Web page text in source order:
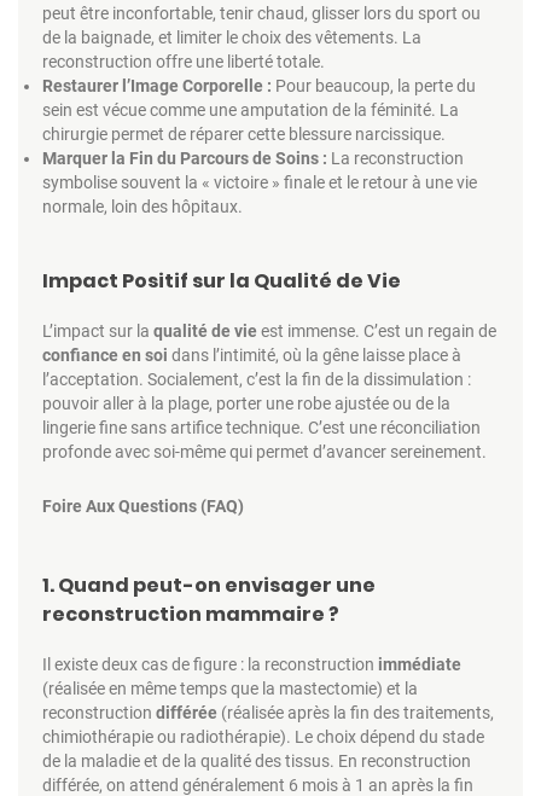
peut être inconfortable, tenir chaud, glisser lors du sport ou
de la baignade, et limiter le choix des vêtements. La
reconstruction offre une liberté totale.
Restaurer l’Image Corporelle : Pour beaucoup, la perte du
sein est vécue comme une amputation de la féminité. La
chirurgie permet de réparer cette blessure narcissique.
Marquer la Fin du Parcours de Soins : La reconstruction
symbolise souvent la « victoire » finale et le retour à une vie
normale, loin des hôpitaux.
Impact Positif sur la Qualité de Vie
L’impact sur la qualité de vie est immense. C’est un regain de
confiance en soi dans l’intimité, où la gêne laisse place à
l’acceptation. Socialement, c’est la fin de la dissimulation :
pouvoir aller à la plage, porter une robe ajustée ou de la
lingerie fine sans artifice technique. C’est une réconciliation
profonde avec soi-même qui permet d’avancer sereinement.
Foire Aux Questions (FAQ)
1. Quand peut-on envisager une
reconstruction mammaire ?
Il existe deux cas de figure : la reconstruction immédiate
(réalisée en même temps que la mastectomie) et la
reconstruction différée (réalisée après la fin des traitements,
chimiothérapie ou radiothérapie). Le choix dépend du stade
de la maladie et de la qualité des tissus. En reconstruction
différée, on attend généralement 6 mois à 1 an après la fin